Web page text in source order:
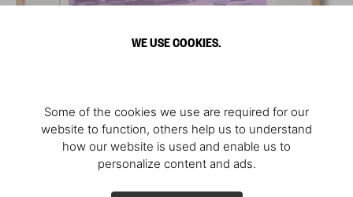
WE USE COOKIES.
Some of the cookies we use are required for our
website to function, others help us to understand
how our website is used and enable us to
personalize content and ads.